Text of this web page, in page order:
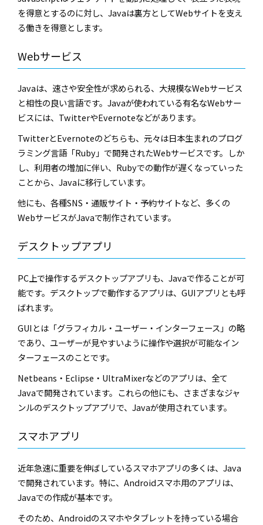
を得意とするのに対し、Javaは裏方としてWebサイトを支え
る働きを得意とします。
Webサービス
Javaは、速さや安全性が求められる、大規模なWebサービス
と相性の良い言語です。Javaが使われている有名なWebサー
ビスには、TwitterやEvernoteなどがあります。
TwitterとEvernoteのどちらも、元々は日本生まれのプログ
ラミング言語「Ruby」で開発されたWebサービスです。しか
し、利用者の増加に伴い、Rubyでの動作が遅くなっていった
ことから、Javaに移行しています。
他にも、各種SNS・通販サイト・予約サイトなど、多くの
WebサービスがJavaで制作されています。
デスクトップアプリ
PC上で操作するデスクトップアプリも、Javaで作ることが可
能です。デスクトップで動作するアプリは、GUIアプリとも呼
ばれます。
GUIとは「グラフィカル・ユーザー・インターフェース」の略
であり、ユーザーが見やすいように操作や選択が可能なイン
ターフェースのことです。
Netbeans・Eclipse・UltraMixerなどのアプリは、全て
Javaで開発されています。これらの他にも、さまざまなジャ
ンルのデスクトップアプリで、Javaが使用されています。
スマホアプリ
近年急速に重要を伸ばしているスマホアプリの多くは、Java
で開発されています。特に、Androidスマホ用のアプリは、
Javaでの作成が基本です。
そのため、Androidのスマホやタブレットを持っている場合